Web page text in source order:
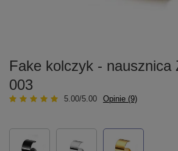
Fake kolczyk - nausznica
003
5.00/5.00 Opinie (9)